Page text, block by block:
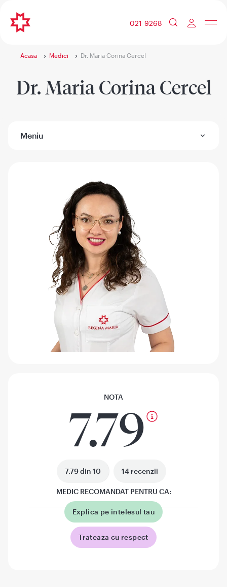
021 9268
Acasa Medici Dr. Maria Corina Cercel
Dr. Maria Corina Cercel
Meniu
NOTA
7.79
7.79 din 10 14 recenzii
MEDIC RECOMANDAT PENTRU CA:
Explica pe intelesul tau
Trateaza cu respect